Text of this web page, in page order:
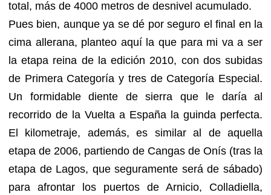
total, más de 4000 metros de desnivel acumulado.
Pues bien, aunque ya se dé por seguro el final en la
cima allerana, planteo aquí la que para mi va a ser
la etapa reina de la edición 2010, con dos subidas
de Primera Categoría y tres de Categoría Especial.
Un formidable diente de sierra que le daría al
recorrido de la Vuelta a España la guinda perfecta.
El kilometraje, además, es similar al de aquella
etapa de 2006, partiendo de Cangas de Onís (tras la
etapa de Lagos, que seguramente será de sábado)
para afrontar los puertos de Arnicio, Colladiella,